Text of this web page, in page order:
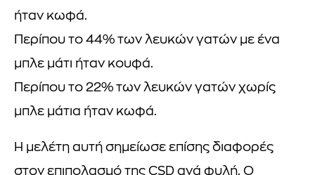
ήταν κωφά.
Περίπου το 44% των λευκών γατών με ένα
μπλε μάτι ήταν κουφά.
Περίπου το 22% των λευκών γατών χωρίς
μπλε μάτια ήταν κωφά.
Η μελέτη αυτή σημείωσε επίσης διαφορές
στον επιπολασμό της CSD ανά φυλή. Ο